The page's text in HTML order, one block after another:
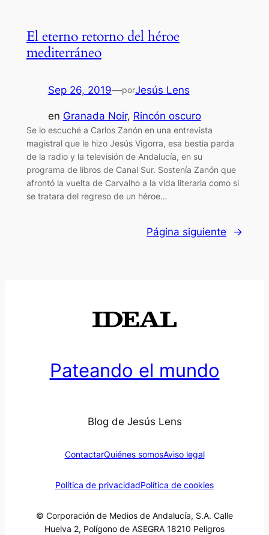
El eterno retorno del héroe
mediterráneo
Sep 26, 2019—porJesús Lens
en Granada Noir, Rincón oscuro
Se lo escuché a Carlos Zanón en una entrevista
magistral que le hizo Jesús Vigorra, esa bestia parda
de la radio y la televisión de Andalucía, en su
programa de libros de Canal Sur. Sostenía Zanón que
afrontó la vuelta de Carvalho a la vida literaria como si
se tratara del regreso de un héroe…
Página siguiente →
Pateando el mundo
Blog de Jesús Lens
ContactarQuiénes somosAviso legal
Política de privacidadPolítica de cookies
© Corporación de Medios de Andalucía, S.A. Calle
Huelva 2, Polígono de ASEGRA 18210 Peligros